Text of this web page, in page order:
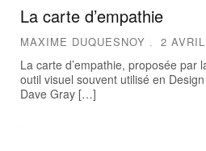
La carte d’empathie
MAXIME DUQUESNOY 2
La carte d’empathie, proposée par
outil visuel souvent utilisé en
Dave Gray […]